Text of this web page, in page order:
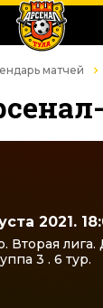
матчей
2021.
Вторая
3 . 6 тур.